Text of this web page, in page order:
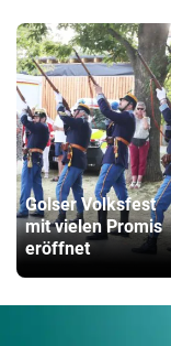
Golser Volksfest
mit vielen Promis
eröffnet